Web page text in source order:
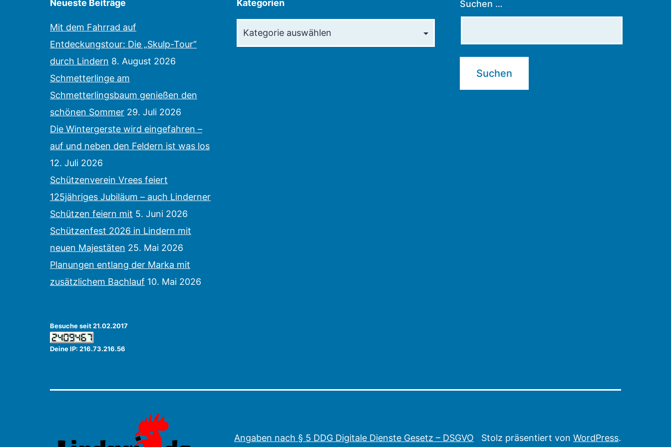
Neueste Beiträge
Mit dem Fahrrad auf
Entdeckungstour: Die „Skulp-Tour“
durch Lindern 8. August 2026
Schmetterlinge am
Schmetterlingsbaum genießen den
schönen Sommer 29. Juli 2026
Die Wintergerste wird eingefahren –
auf und neben den Feldern ist was los
12. Juli 2026
Schützenverein Vrees feiert
125jähriges Jubiläum – auch Linderner
Schützen feiern mit 5. Juni 2026
Schützenfest 2026 in Lindern mit
neuen Majestäten 25. Mai 2026
Planungen entlang der Marka mit
zusätzlichem Bachlauf 10. Mai 2026
Kategorien Suchen …
Besuche seit 21.02.2017
Deine IP: 216.73.216.56
Angaben nach § 5 DDG Digitale Dienste Gesetz – DSGVO Stolz präsentiert von WordPress.